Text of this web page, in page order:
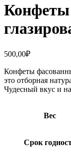
Конфеты
500,00₽
Конфеты
это отборная
Чудесный вкус и
Вес
Срок